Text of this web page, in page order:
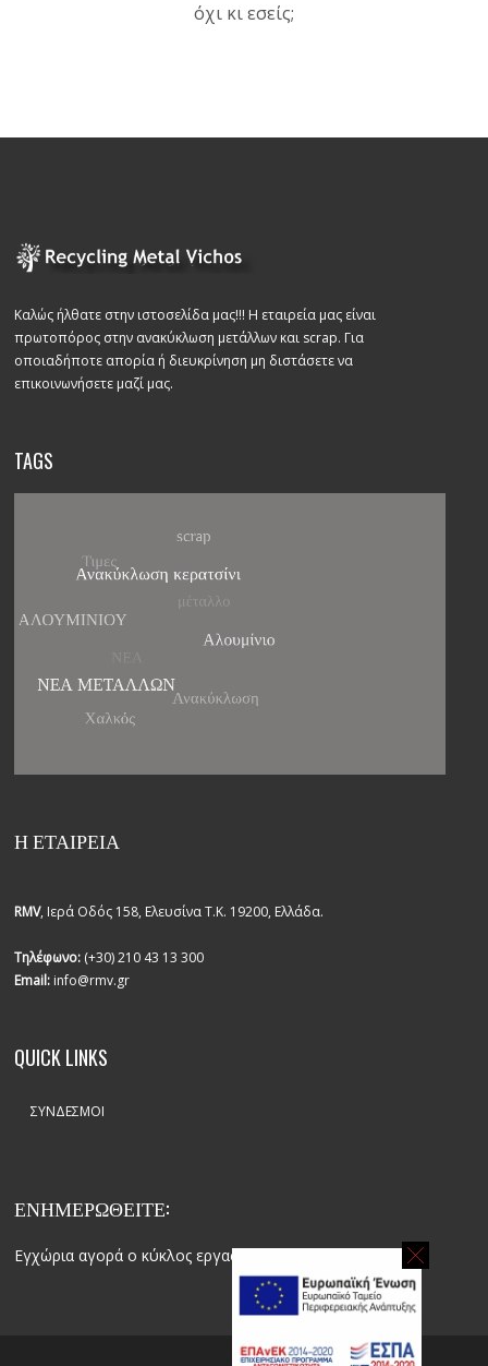
όχι κι εσείς;
Καλώς ήλθατε στην ιστοσελίδα μας!!! Η εταιρεία μας είναι
πρωτοπόρος στην ανακύκλωση μετάλλων και scrap. Για
οποιαδήποτε απορία ή διευκρίνηση μη διστάσετε να
επικοινωνήσετε μαζί μας.
TAGS
Η ΕΤΑΙΡΕΙΑ
RMV, Ιερά Οδός 158, Ελευσίνα Τ.Κ. 19200, Ελλάδα.
Τηλέφωνο: (+30) 210 43 13 300
Email: info@rmv.gr
QUICK LINKS
ΣΎΝΔΕΣΜΟΙ
ΕΝΗΜΕΡΩΘΕΙΤΕ:
Εγχώρια αγορά ο κύκλος εργασιών